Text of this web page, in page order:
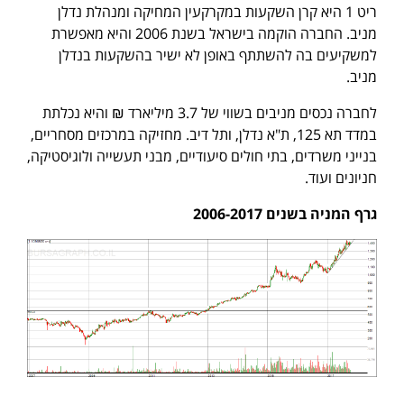
ריט 1 היא קרן השקעות במקרקעין המחיקה ומנהלת נדלן
מניב. החברה הוקמה בישראל בשנת 2006 והיא מאפשרת
למשקיעים בה להשתתף באופן לא ישיר בהשקעות בנדלן
מניב.
לחברה נכסים מניבים בשווי של 3.7 מיליארד ₪ והיא נכלתת
במדד תא 125, ת"א נדלן, ותל דיב. מחזיקה במרכזים מסחריים,
בנייני משרדים, בתי חולים סיעודיים, מבני תעשייה ולוגיסטיקה,
חניונים ועוד.
גרף המניה בשנים 2006-2017